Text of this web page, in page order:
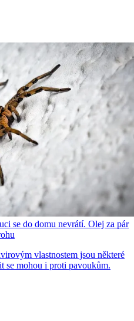
se do domu nevrátí. Olej za pár
vlastnostem jsou některé
se mohou i proti pavoukům.